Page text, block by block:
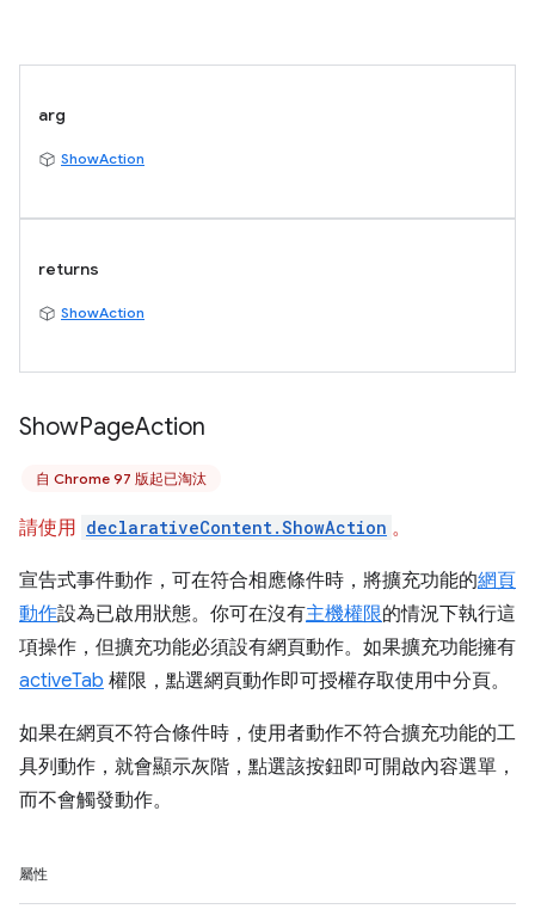
arg
ShowAction
returns
ShowAction
ShowPageAction
自 Chrome 97 版起已淘汰
請使用 declarativeContent.ShowAction 。
宣告式事件動作，可在符合相應條件時，將擴充功能的網頁
動作設為已啟用狀態。你可在沒有主機權限的情況下執行這
項操作，但擴充功能必須設有網頁動作。如果擴充功能擁有
activeTab 權限，點選網頁動作即可授權存取使用中分頁。
如果在網頁不符合條件時，使用者動作不符合擴充功能的工
具列動作，就會顯示灰階，點選該按鈕即可開啟內容選單，
而不會觸發動作。
屬性